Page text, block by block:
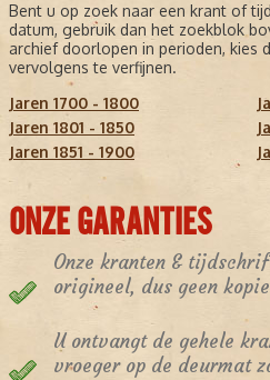
Bent u op zoek naar een krant of
datum, gebruik dan het zoekblok
archief doorlopen in perioden, kies
vervolgens te verfijnen.
Jaren 1700 - 1800
Jaren 1801 - 1850
Jaren 1851 - 1900
ONZE GARANTIES
Onze kranten &
origineel, dus geen
U ontvangt de gehele
vroeger op de deurmat